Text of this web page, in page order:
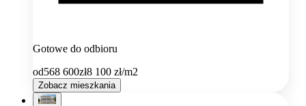
Gotowe do odbioru
od568 600zł8 100 zł/m2
Zobacz mieszkania